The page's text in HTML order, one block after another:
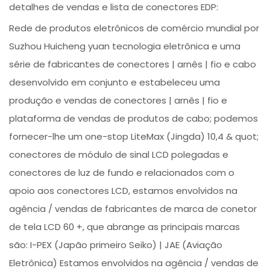
detalhes de vendas e lista de conectores EDP:
Rede de produtos eletrônicos de comércio mundial por
Suzhou Huicheng yuan tecnologia eletrônica e uma
série de fabricantes de conectores | arnês | fio e cabo
desenvolvido em conjunto e estabeleceu uma
produção e vendas de conectores | arnês | fio e
plataforma de vendas de produtos de cabo; podemos
fornecer-lhe um one-stop LiteMax (Jingda) 10,4 & quot;
conectores de módulo de sinal LCD polegadas e
conectores de luz de fundo e relacionados com o
apoio aos conectores LCD, estamos envolvidos na
agência / vendas de fabricantes de marca de conetor
de tela LCD 60 +, que abrange as principais marcas
são: I-PEX (Japão primeiro Seiko) | JAE (Aviação
Eletrônica) Estamos envolvidos na agência / vendas de